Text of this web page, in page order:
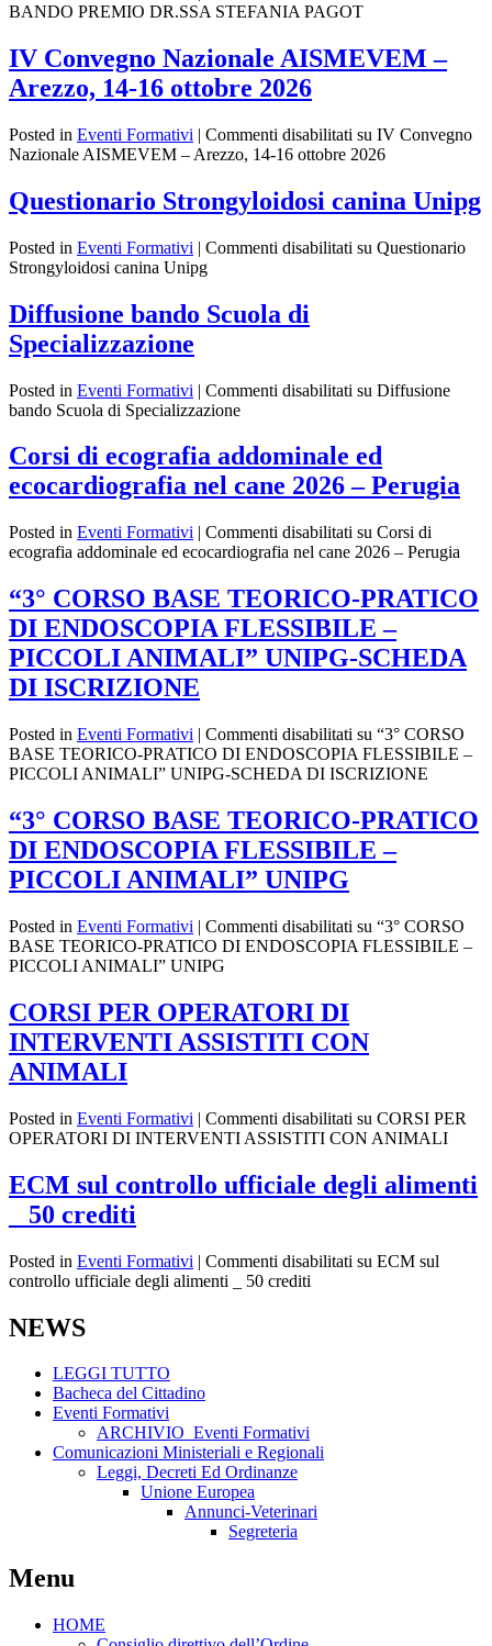
BANDO PREMIO DR.SSA STEFANIA PAGOT
IV Convegno Nazionale AISMEVEM –
Arezzo, 14-16 ottobre 2026
Posted in Eventi Formativi | Commenti disabilitati su IV Convegno
Nazionale AISMEVEM – Arezzo, 14-16 ottobre 2026
Questionario Strongyloidosi canina Unipg
Posted in Eventi Formativi | Commenti disabilitati su Questionario
Strongyloidosi canina Unipg
Diffusione bando Scuola di
Specializzazione
Posted in Eventi Formativi | Commenti disabilitati su Diffusione
bando Scuola di Specializzazione
Corsi di ecografia addominale ed
ecocardiografia nel cane 2026 – Perugia
Posted in Eventi Formativi | Commenti disabilitati su Corsi di
ecografia addominale ed ecocardiografia nel cane 2026 – Perugia
“3° CORSO BASE TEORICO-PRATICO
DI ENDOSCOPIA FLESSIBILE –
PICCOLI ANIMALI” UNIPG-SCHEDA
DI ISCRIZIONE
Posted in Eventi Formativi | Commenti disabilitati su “3° CORSO
BASE TEORICO-PRATICO DI ENDOSCOPIA FLESSIBILE –
PICCOLI ANIMALI” UNIPG-SCHEDA DI ISCRIZIONE
“3° CORSO BASE TEORICO-PRATICO
DI ENDOSCOPIA FLESSIBILE –
PICCOLI ANIMALI” UNIPG
Posted in Eventi Formativi | Commenti disabilitati su “3° CORSO
BASE TEORICO-PRATICO DI ENDOSCOPIA FLESSIBILE –
PICCOLI ANIMALI” UNIPG
CORSI PER OPERATORI DI
INTERVENTI ASSISTITI CON
ANIMALI
Posted in Eventi Formativi | Commenti disabilitati su CORSI PER
OPERATORI DI INTERVENTI ASSISTITI CON ANIMALI
ECM sul controllo ufficiale degli alimenti
_ 50 crediti
Posted in Eventi Formativi | Commenti disabilitati su ECM sul
controllo ufficiale degli alimenti _ 50 crediti
NEWS
LEGGI TUTTO
Bacheca del Cittadino
Eventi Formativi
ARCHIVIO_Eventi Formativi
Comunicazioni Ministeriali e Regionali
Leggi, Decreti Ed Ordinanze
Unione Europea
Annunci-Veterinari
Segreteria
Menu
HOME